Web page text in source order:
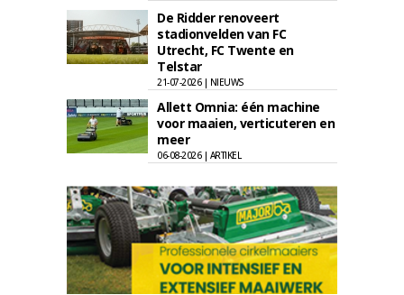
De Ridder renoveert
stadionvelden van FC
Utrecht, FC Twente en
Telstar
21-07-2026 | NIEUWS
Allett Omnia: één machine
voor maaien, verticuteren en
meer
06-08-2026 | ARTIKEL